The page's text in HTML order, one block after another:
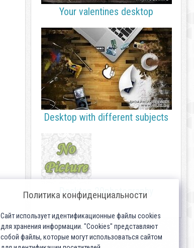
Your valentines desktop
Desktop with different subjects
Desktop 20photography
Политика конфиденциальности
Сайт использует идентификационные файлы cookies
для хранения информации. "Cookies" представляют
собой файлы, которые могут использоваться сайтом